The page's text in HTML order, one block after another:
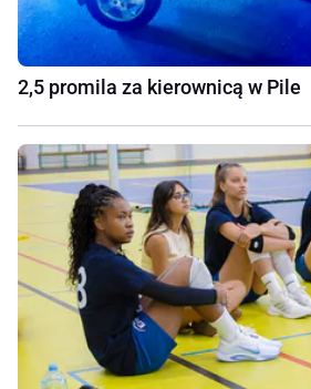
2,5 promila za kierownicą w Pile